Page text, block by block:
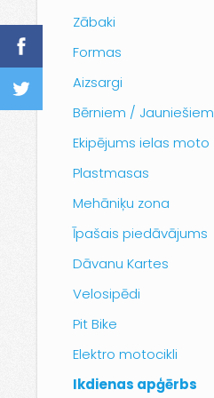
Zābaki
Formas
Aizsargi
Bērniem / Jauniešiem
Ekipējums ielas moto
Plastmasas
Mehāniķu zona
Īpašais piedāvājums
Dāvanu Kartes
Velosipēdi
Pit Bike
Elektro motocikli
Ikdienas apģērbs